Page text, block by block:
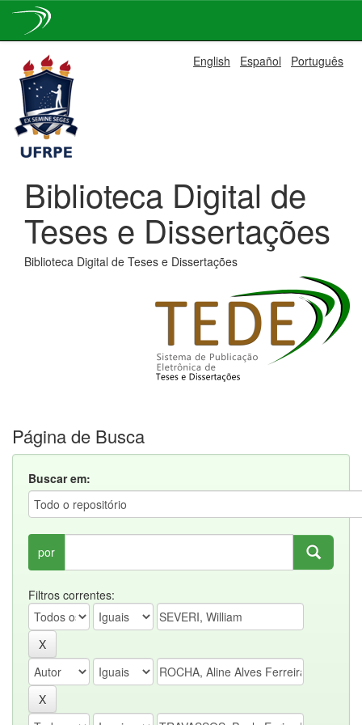
navigation
English Español Português
Biblioteca Digital de
Teses e Dissertações
Biblioteca Digital de Teses e Dissertações
Página de Busca
Buscar em:
por
Filtros correntes: